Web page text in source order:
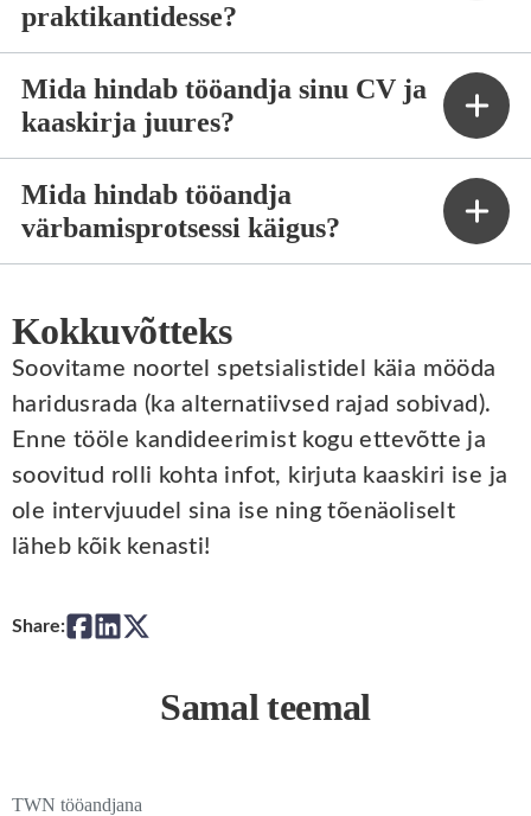
praktikantidesse?
Mida hindab tööandja sinu CV ja
kaaskirja juures?
Mida hindab tööandja
värbamisprotsessi käigus?
Kokkuvõtteks
Soovitame noortel spetsialistidel käia mööda
haridusrada (ka alternatiivsed rajad sobivad).
Enne tööle kandideerimist kogu ettevõtte ja
soovitud rolli kohta infot, kirjuta kaaskiri ise ja
ole intervjuudel sina ise ning tõenäoliselt
läheb kõik kenasti!
Share:
Samal teemal
TWN tööandjana